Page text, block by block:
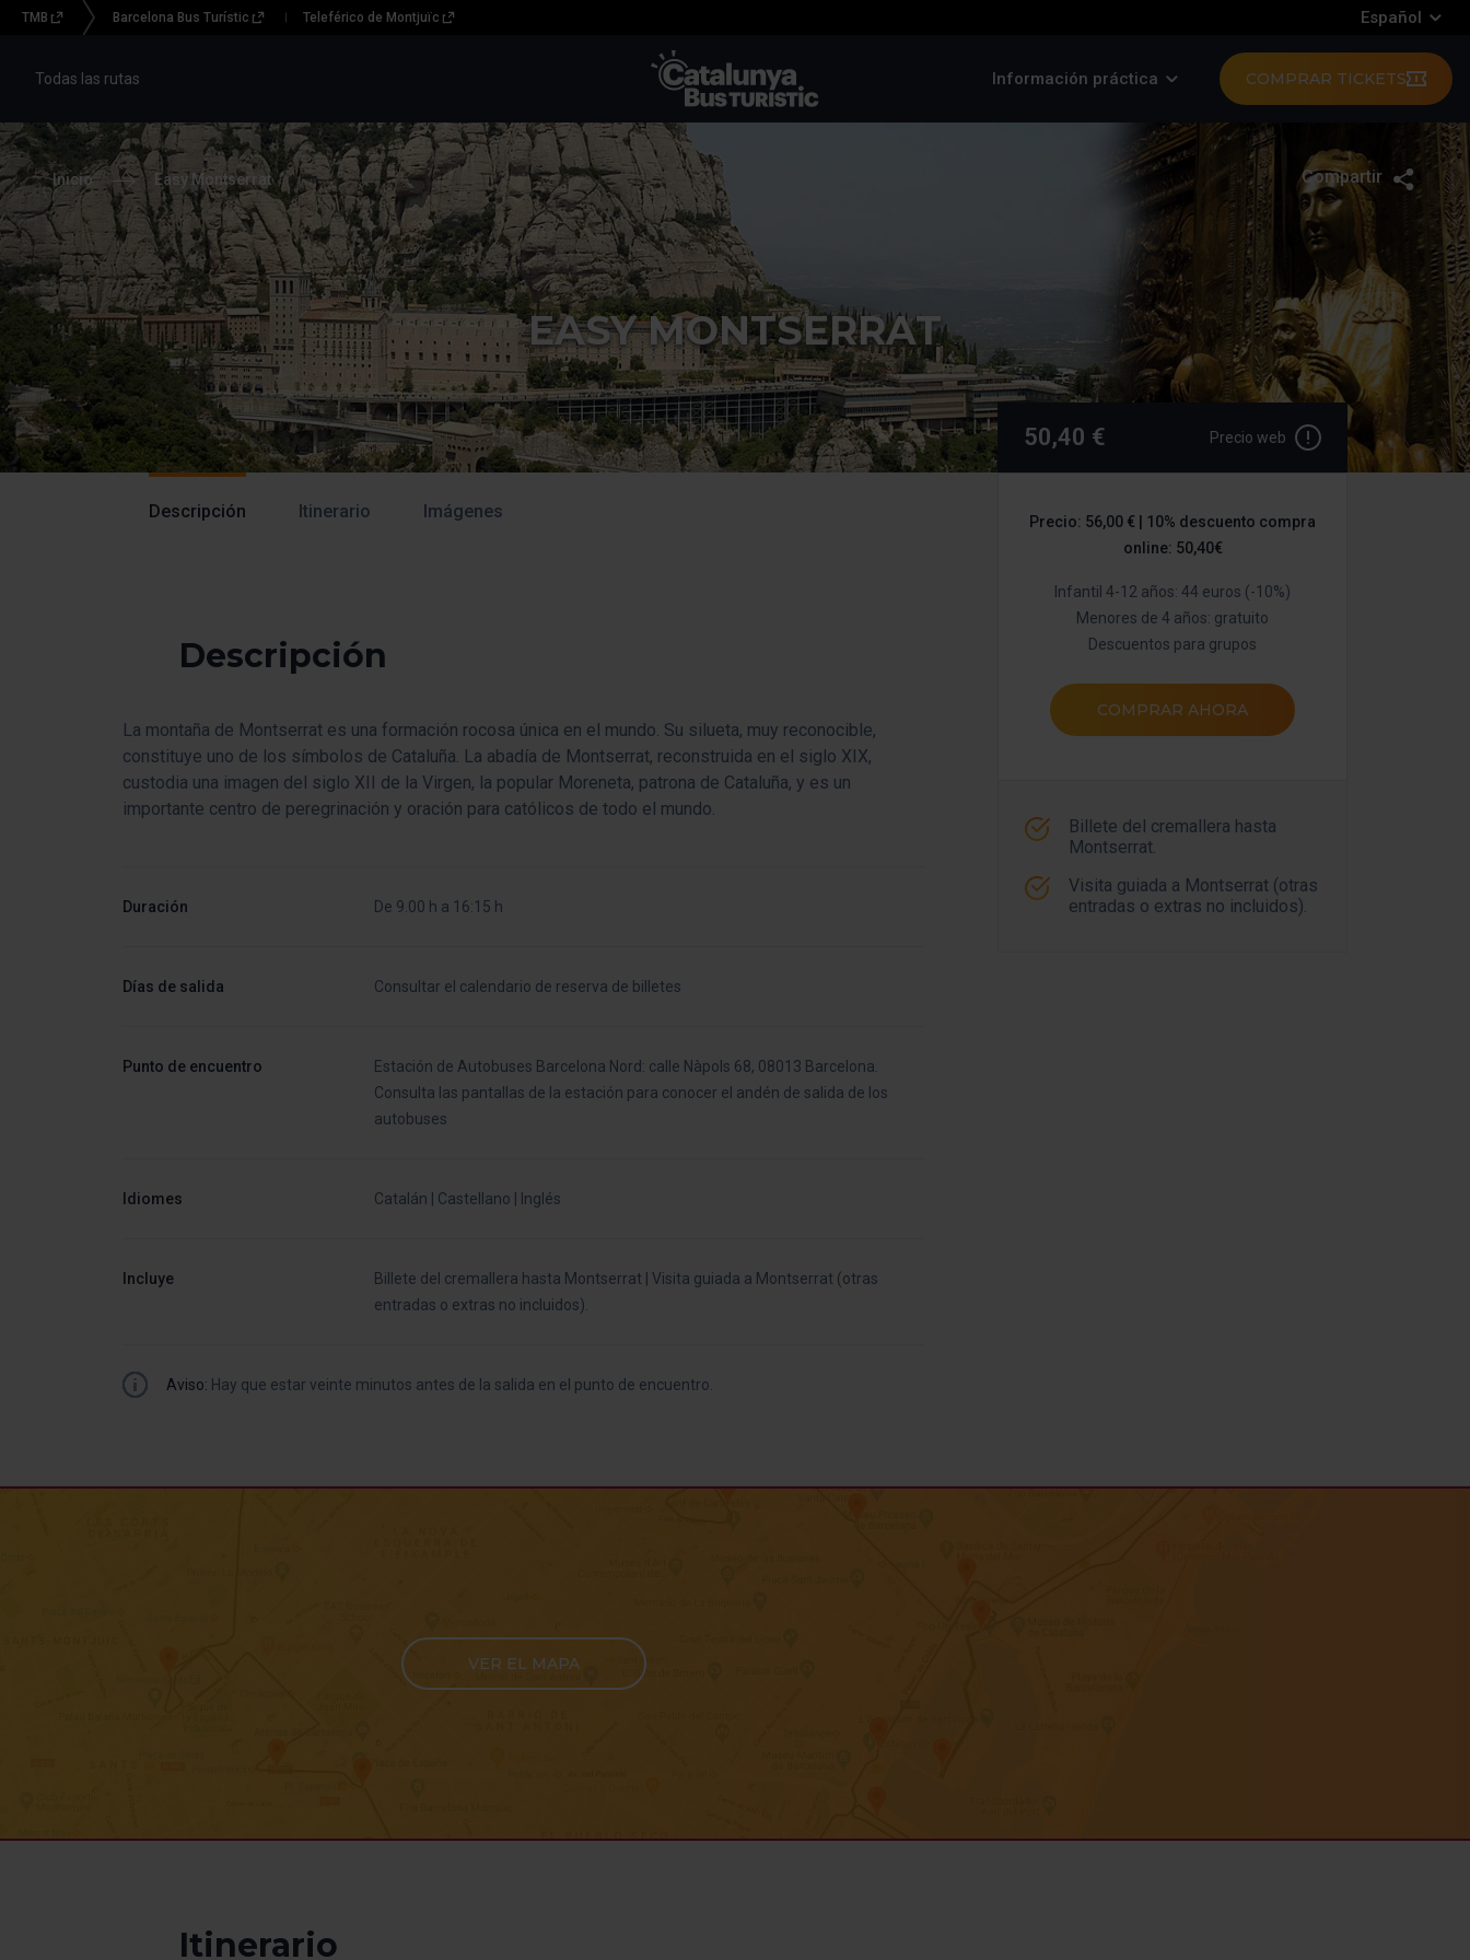
Menu
topbar
TMB Barcelona Bus Turístic Teleférico de Montjuïc Español
TMB-OCI
Todas las rutas Información práctica COMPRAR TICKETS
Inicio Easy Montserrat
Compartir
EASY MONTSERRAT
Descripción Itinerario Imágenes
50,40 € Precio web
Precio: 56,00 € | 10% descuento compra
online: 50,40€
Infantil 4-12 años: 44 euros (-10%)
Menores de 4 años: gratuito
Descuentos para grupos
COMPRAR AHORA
Billete del cremallera hasta
Montserrat.
Visita guiada a Montserrat (otras
entradas o extras no incluidos).
Descripción
La montaña de Montserrat es una formación rocosa única en el mundo. Su silueta, muy reconocible,
constituye uno de los símbolos de Cataluña. La abadía de Montserrat, reconstruida en el siglo XIX,
custodia una imagen del siglo XII de la Virgen, la popular Moreneta, patrona de Cataluña, y es un
importante centro de peregrinación y oración para católicos de todo el mundo.
Duración De 9.00 h a 16:15 h
Días de salida Consultar el calendario de reserva de billetes
Punto de encuentro
Estación de Autobuses Barcelona Nord: calle Nàpols 68, 08013 Barcelona.
Consulta las pantallas de la estación para conocer el andén de salida de los
autobuses
Idiomes Catalán | Castellano | Inglés
Incluye
Billete del cremallera hasta Montserrat | Visita guiada a Montserrat (otras
entradas o extras no incluidos).
Aviso: Hay que estar veinte minutos antes de la salida en el punto de encuentro.
VER EL MAPA
Itinerario